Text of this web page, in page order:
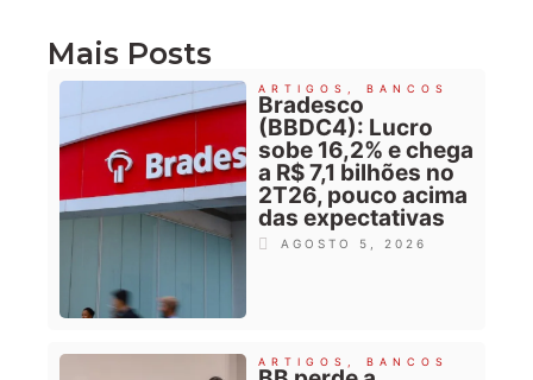
Mais Posts
ARTIGOS BANCOS
Bradesco
(BBDC4): Lucro
sobe 16,2% e chega
a R$ 7,1 bilhões no
2T26, pouco acima
das expectativas
AGOSTO 5, 2026
ARTIGOS BANCOS